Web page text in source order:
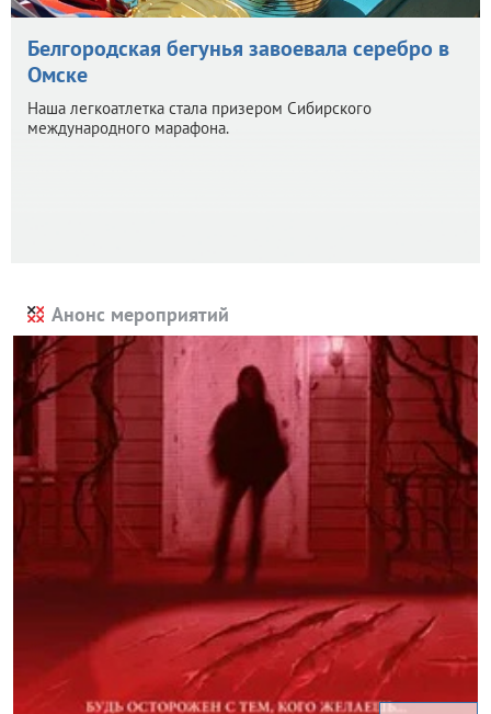
Белгородская бегунья завоевала серебро в
Омске
Наша легкоатлетка стала призером Сибирского
международного марафона.
Анонс мероприятий